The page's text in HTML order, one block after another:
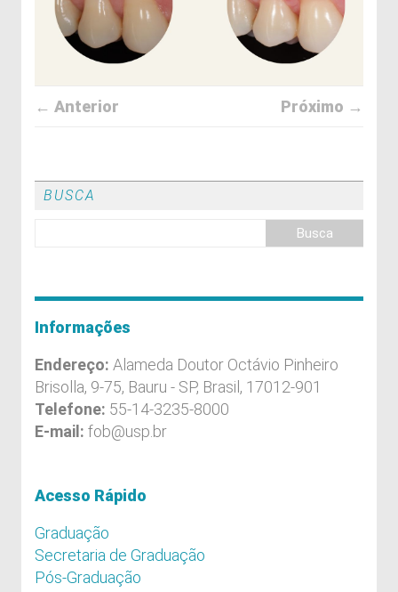
← Anterior Próximo →
BUSCA
Informações
Endereço: Alameda Doutor Octávio Pinheiro
Brisolla, 9-75, Bauru - SP, Brasil, 17012-901
Telefone: 55-14-3235-8000
E-mail: fob@usp.br
Acesso Rápido
Graduação
Secretaria de Graduação
Pós-Graduação